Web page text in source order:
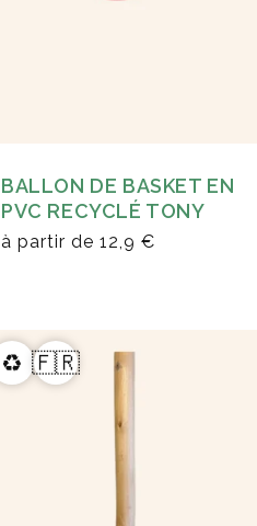
BALLON DE BASKET EN
PVC RECYCLÉ TONY
à partir de 12,9 €
♻️ 🇫🇷